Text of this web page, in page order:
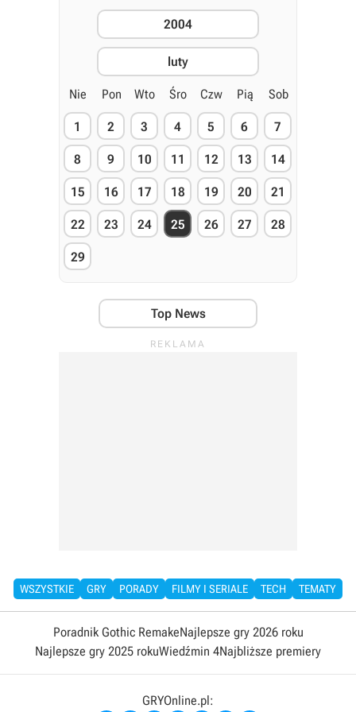
2004
luty
Nie Pon Wto Śro Czw Pią Sob
1 2 3 4 5 6 7
8 9 10 11 12 13 14
15 16 17 18 19 20 21
22 23 24 25 26 27 28
29
Top News
WSZYSTKIE GRY PORADY FILMY I SERIALE TECH TEMATY
Poradnik Gothic RemakeNajlepsze gry 2026 roku
Najlepsze gry 2025 rokuWiedźmin 4Najbliższe premiery
GRYOnline.pl: